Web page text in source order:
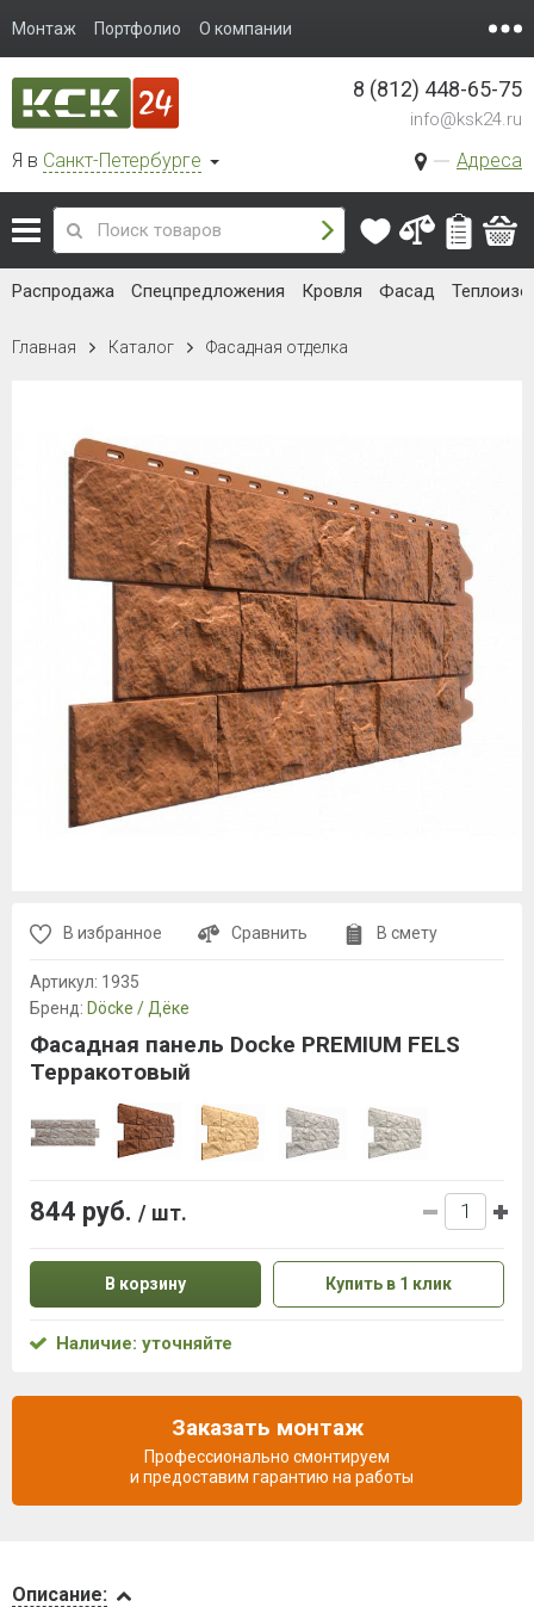
Монтаж Портфолио О компании
Я в Санкт-Петербурге Адреса
8 (812) 448-65-75
info@ksk24.ru
Распродажа Спецпредложения Кровля Фасад
Главная Каталог Фасадная отделка
Описание:
В избранное Сравнить В смету
Артикул: 1935
Бренд: Döcke / Дёке
Фасадная панель Docke PREMIUM FELS
Терракотовый
844 руб. / шт.
В корзину Купить в 1 клик
Наличие: уточняйте
Заказать монтаж
Профессионально смонтируем
и предоставим гарантию на работы